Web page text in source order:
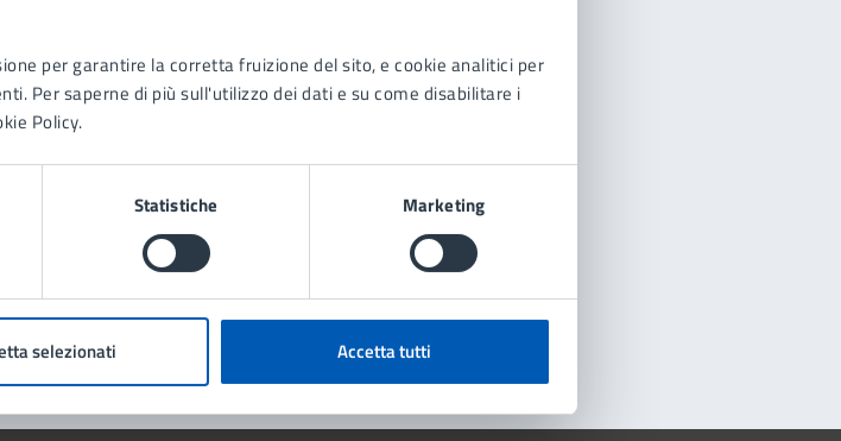
per garantire la corretta fruizione del sito, e cookie analitici per
Per saperne di più sull'utilizzo dei dati e su come disabilitare i
Policy.
Statistiche Marketing
selezionati Accetta tutti